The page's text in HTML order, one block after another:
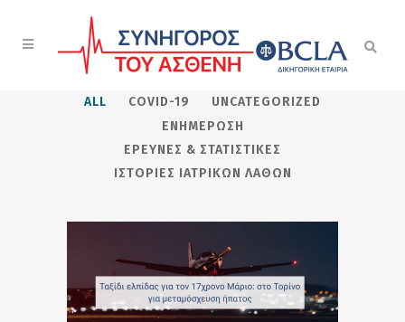
ALL COVID-19
UNCATEGORIZED
ΕΝΗΜΈΡΩΣΗ
ΈΡΕΥΝΕΣ & ΣΤΑΤΙΣΤΙΚΈΣ
ΙΣΤΟΡΊΕΣ ΙΑΤΡΙΚΏΝ ΛΑΘΏΝ